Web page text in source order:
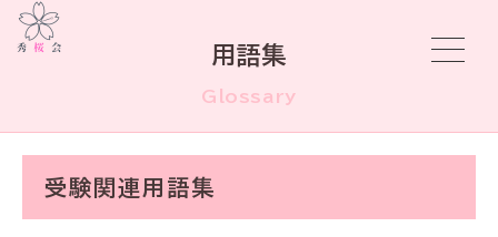
用語集
Glossary
受験関連用語集